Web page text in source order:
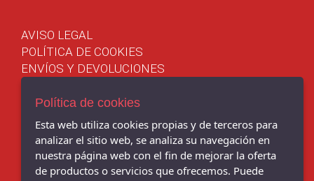
AVISO LEGAL
POLÍTICA DE COOKIES
ENVÍOS Y DEVOLUCIONES
Chema Sport - C/ BENITO CORBAL, 14, PONTEVEDRA - 36001
(Pontevedra)
986 103 397
Política de cookies
Esta web utiliza cookies propias y de terceros para
analizar el sitio web, se analiza su navegación en
nuestra página web con el fin de mejorar la oferta
de productos o servicios que ofrecemos. Puede